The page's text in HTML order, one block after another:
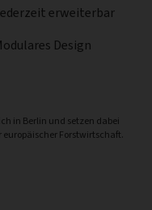
erweiterbar
Design
in Berlin und setzen dabei
europäischer Forstwirtschaft.